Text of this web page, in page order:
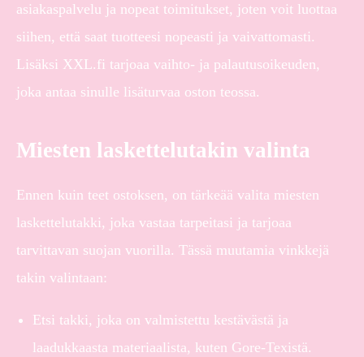
asiakaspalvelu ja nopeat toimitukset, joten voit luottaa
siihen, että saat tuotteesi nopeasti ja vaivattomasti.
Lisäksi XXL.fi tarjoaa vaihto- ja palautusoikeuden,
joka antaa sinulle lisäturvaa oston teossa.
Miesten laskettelutakin valinta
Ennen kuin teet ostoksen, on tärkeää valita miesten
laskettelutakki, joka vastaa tarpeitasi ja tarjoaa
tarvittavan suojan vuorilla. Tässä muutamia vinkkejä
takin valintaan:
Etsi takki, joka on valmistettu kestävästä ja
laadukkaasta materiaalista, kuten Gore-Texistä.